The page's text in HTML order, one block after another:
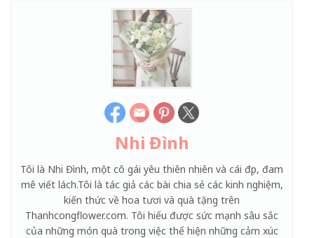
Nhi Đình
Tôi là Nhi Đình, một cô gái yêu thiên nhiên và cái đẹp, đam
mê viết lách.Tôi là tác giả các bài chia sẻ các kinh nghiệm,
kiến thức về hoa tươi và quà tặng trên
Thanhcongflower.com. Tôi hiểu được sức mạnh sâu sắc
của những món quà trong việc thể hiện những cảm xúc